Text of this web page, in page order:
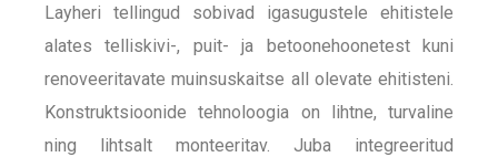
Layheri tellingud sobivad igasugustele ehitistele
alates telliskivi-, puit- ja betoonehoonetest kuni
renoveeritavate muinsuskaitse all olevate ehitisteni.
Konstruktsioonide tehnoloogia on lihtne, turvaline
ning lihtsalt monteeritav. Juba integreeritud